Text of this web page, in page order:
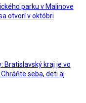
parku v Malinove
otvorí v októbri
Bratislavský kraj je vo
seba, deti aj